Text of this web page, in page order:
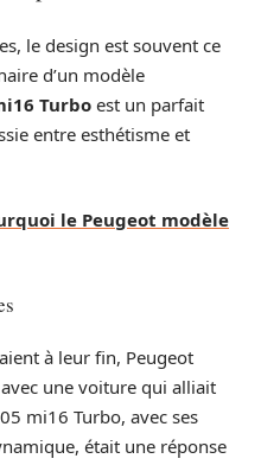
le design est souvent ce
d’un modèle
Turbo est un parfait
entre esthétisme et
le Peugeot modèle
à leur fin, Peugeot
une voiture qui alliait
mi16 Turbo, avec ses
était une réponse